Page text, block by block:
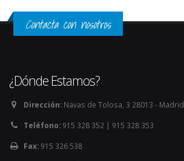
Contacta con nosotros
¿Dónde Estamos?
Dirección: Navas de Tolosa, 3 28013 - Madrid
Teléfono: 915 328 352 | 915 328 353
Fax: 915 326 538